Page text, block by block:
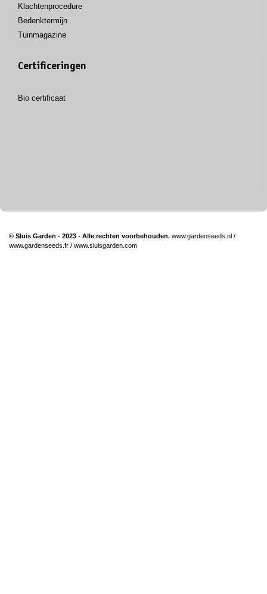
Klachtenprocedure
Bedenktermijn
Tuinmagazine
Certificeringen
Bio certificaat
© Sluis Garden - 2023 - Alle rechten voorbehouden. www.gardenseeds.nl /
www.gardenseeds.fr / www.sluisgarden.com